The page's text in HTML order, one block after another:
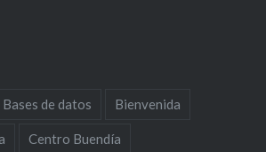
Bases de datos Bienvenida
Centro Buendía